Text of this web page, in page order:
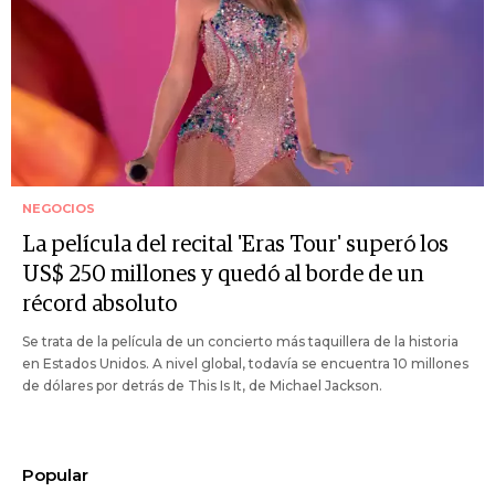
NEGOCIOS
La película del recital 'Eras Tour' superó los
US$ 250 millones y quedó al borde de un
récord absoluto
Se trata de la película de un concierto más taquillera de la historia
en Estados Unidos. A nivel global, todavía se encuentra 10 millones
de dólares por detrás de This Is It, de Michael Jackson.
Popular